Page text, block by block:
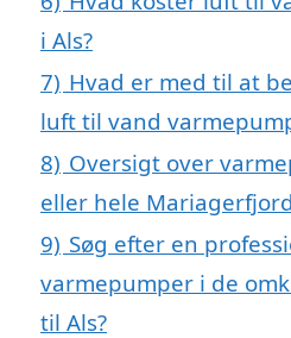
i Als?
7) Hvad er med til at
luft til vand
8) Oversigt over
eller hele
9) Søg efter en
varmepumper i de
til Als?